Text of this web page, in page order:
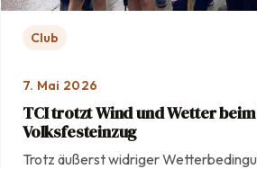
Club
7. Mai 2026
TCI trotzt Wind und Wetter
Volksfesteinzug
Trotz äußerst widriger